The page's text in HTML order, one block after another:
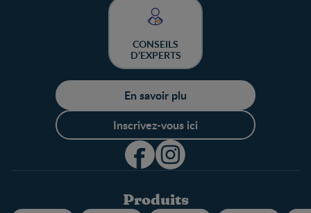
CONSEILS
D’EXPERTS
En savoir plu
Inscrivez-vous ici
Produits